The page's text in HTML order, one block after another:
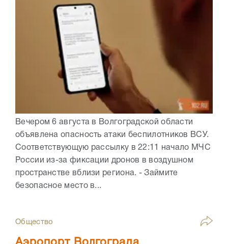
Вечером 6 августа в Волгоградской области
объявлена опасность атаки беспилотников ВСУ.
Соответствующую рассылку в 22:11 начало МЧС
России из-за фиксации дронов в воздушном
пространстве вблизи региона. - Займите
безопасное место в...
Общество